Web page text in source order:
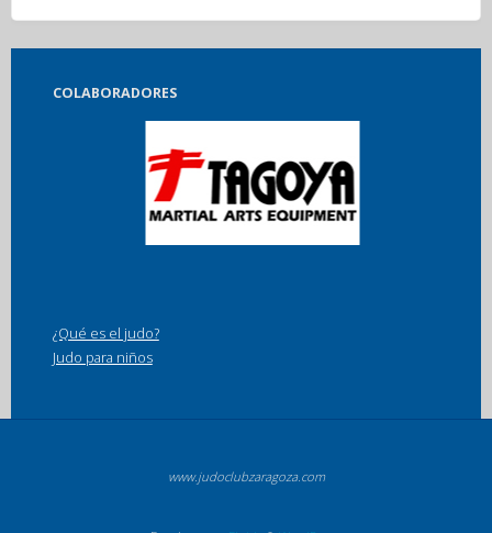
COLABORADORES
¿Qué es el judo?
Judo para niños
www.judoclubzaragoza.com